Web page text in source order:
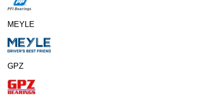
MEYLE
GPZ